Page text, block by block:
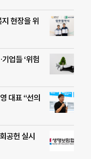
현장을 위
업들 ‘위험
대표 “선의
공헌 실시